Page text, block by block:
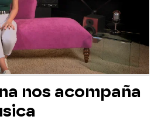
nos acompaña